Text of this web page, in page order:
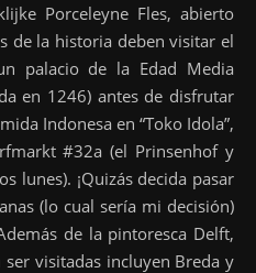
Porceleyne Fles, abierto
de la historia deben visitar el
palacio de la Edad Media
en 1246) antes de disfrutar
Indonesa en “Toko Idola”,
#32a (el Prinsenhof y
lunes). ¡Quizás decida pasar
(lo cual sería mi decisión)
de la pintoresca Delft,
visitadas incluyen Breda y